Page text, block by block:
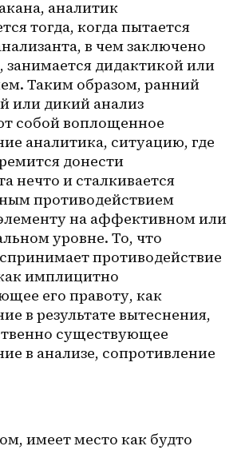
аналитик
тогда, когда пытается
в чем заключено
занимается дидактикой или
Таким образом, ранний
или дикий анализ
собой воплощенное
аналитика, ситуацию, где
донести
нечто и сталкивается
противодействием
на аффективном или
уровне. То, что
противодействие
имплицитно
его правоту, как
в результате вытеснения,
существующее
в анализе, сопротивление
имеет место как будто